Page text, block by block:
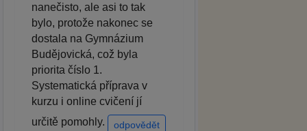
nanečisto, ale asi to tak
bylo, protože nakonec se
dostala na Gymnázium
Budějovická, což byla
priorita číslo 1.
Systematická příprava v
kurzu i online cvičení jí
určitě pomohly.
odpovědět